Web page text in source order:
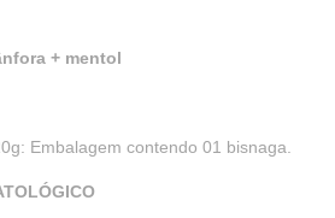
+ mentol
Embalagem contendo 01 bisnaga.